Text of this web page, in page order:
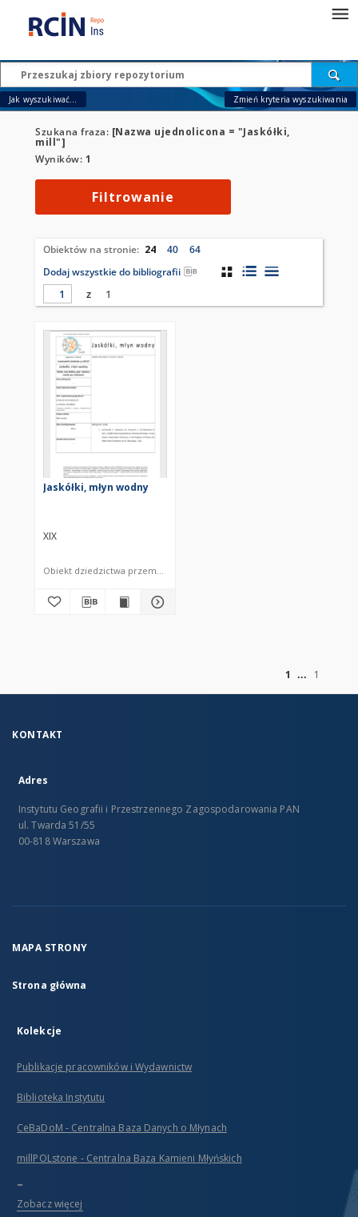
Jak wyszukiwać... Zmień kryteria wyszukiwania
Szukana fraza: [Nazwa ujednolicona = "Jaskółki,
mill"]
Wyników: 1
Filtrowanie
Obiektów na stronie: 24 40
64
Dodaj wszystkie do bibliografii
z
1
Jaskółki, młyn wodny
XIX
Obiekt dziedzictwa przemysłowego
1
1
KONTAKT
Adres
Instytutu Geografii i Przestrzennego Zagospodarowania PAN
ul. Twarda 51/55
00-818 Warszawa
MAPA STRONY
Strona główna
Kolekcje
Publikacje pracowników i Wydawnictw
Biblioteka Instytutu
CeBaDoM - Centralna Baza Danych o Młynach
millPOLstone - Centralna Baza Kamieni Młyńskich
...
Zobacz więcej